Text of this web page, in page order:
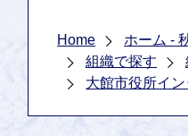
Home
ホーム -
組織で探す
大館市役所イ